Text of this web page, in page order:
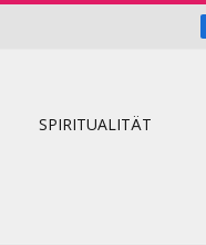
SPIRITUALITÄT